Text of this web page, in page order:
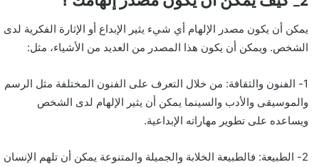
يمكن أن يكون مصدر الإلهام أي شيء يثير الإبداع أو الإثارة الفكرية لدى
الشخص. ويمكن أن يكون هذا المصدر من العديد من الأشياء، مثل:
1- الفنون والثقافة: من خلال التعرف على الفنون المختلفة مثل الرسم
والموسيقى والأدب والسينما يمكن أن يثير الإلهام لدى الشخص
ويساعده على تطوير مهاراته الإبداعية.
2- الطبيعة: فالطبيعة الخلابة والجميلة والمتنوعة يمكن أن تلهم الإنسان